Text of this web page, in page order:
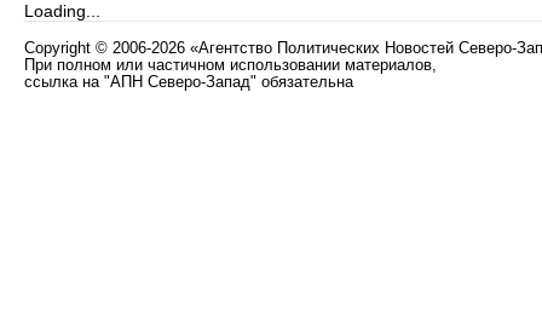
Loading...
Copyright © 2006-2026 «Агентство Политических Новостей Северо-
При полном или частичном использовании материалов,
ссылка на "АПН Северо-Запад" обязательна